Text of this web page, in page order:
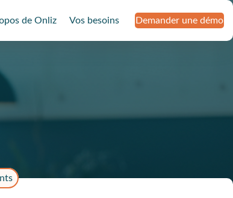
de Onliz Vos besoins Demander une démo